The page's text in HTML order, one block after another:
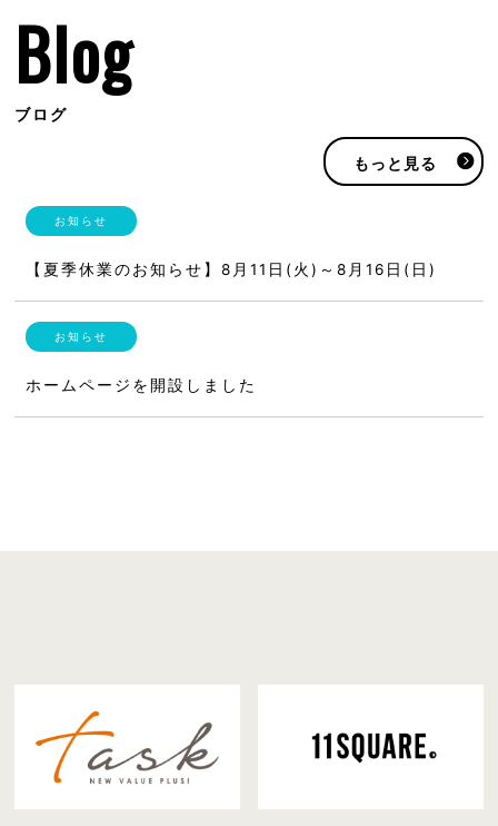
Blog
ブログ
もっと見る
【夏季休業のお知らせ】8月11日(火)～8月16日(日)
ホームページを開設しました